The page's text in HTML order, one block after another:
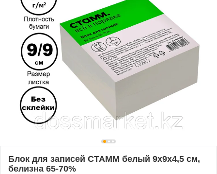
Блок для записей СТАММ белый 9х9х4,5 см,
белизна 65-70%